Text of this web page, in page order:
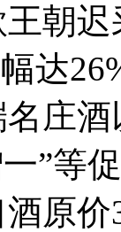
朝
达
庄
”等
原